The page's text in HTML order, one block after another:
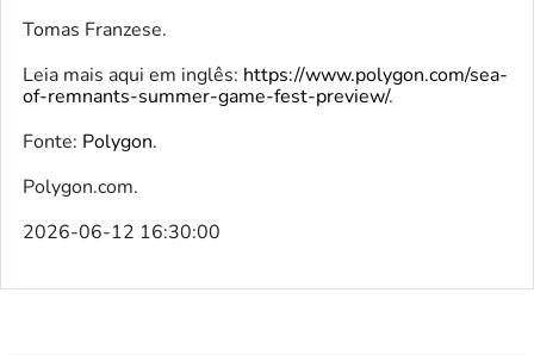
Tomas Franzese.
Leia mais aqui em inglês: https://www.polygon.com/sea-
of-remnants-summer-game-fest-preview/.
Fonte: Polygon.
Polygon.com.
2026-06-12 16:30:00